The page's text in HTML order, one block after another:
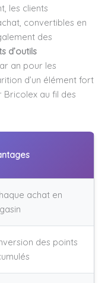
les clients
convertibles en
des
d’outils
an pour les
d’un élément fort
au fil des
achat en
des points